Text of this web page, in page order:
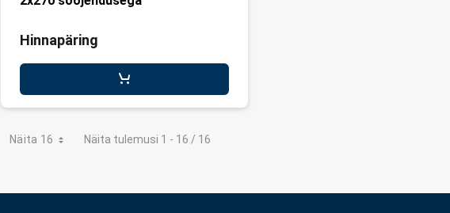
Hinnapäring
Näita 16 Näita tulemusi 1 - 16 / 16